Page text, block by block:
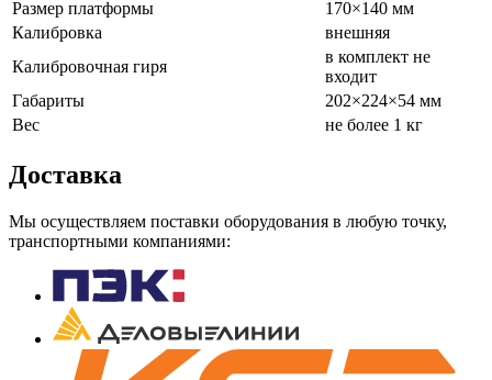
Размер платформы
170×140 мм
Калибровка
внешняя
Калибровочная гиря
в комплект не
входит
Габариты
202×224×54 мм
Вес
не более 1 кг
Доставка
Мы осуществляем поставки оборудования в любую точку,
транспортными компаниями: